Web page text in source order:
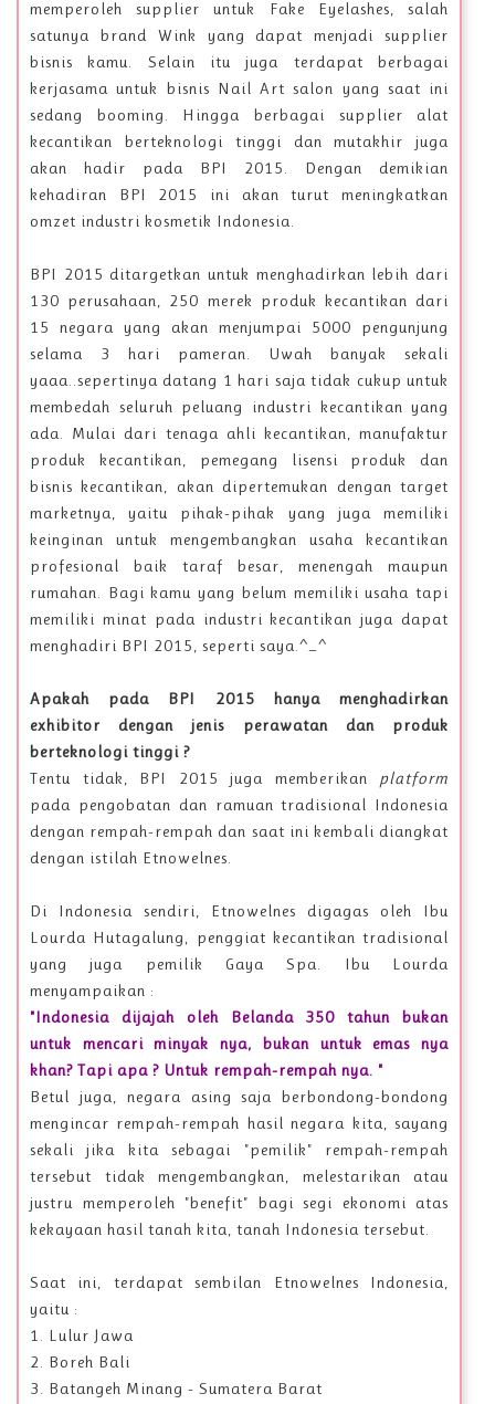
memperoleh supplier untuk Fake Eyelashes, salah
satunya brand Wink yang dapat menjadi supplier
bisnis kamu. Selain itu juga terdapat berbagai
kerjasama untuk bisnis Nail Art salon yang saat ini
sedang booming. Hingga berbagai supplier alat
kecantikan berteknologi tinggi dan mutakhir juga
akan hadir pada BPI 2015. Dengan demikian
kehadiran BPI 2015 ini akan turut meningkatkan
omzet industri kosmetik Indonesia.
BPI 2015 ditargetkan untuk menghadirkan lebih dari
130 perusahaan, 250 merek produk kecantikan dari
15 negara yang akan menjumpai 5000 pengunjung
selama 3 hari pameran. Uwah banyak sekali
yaaa..sepertinya datang 1 hari saja tidak cukup untuk
membedah seluruh peluang industri kecantikan yang
ada. Mulai dari tenaga ahli kecantikan, manufaktur
produk kecantikan, pemegang lisensi produk dan
bisnis kecantikan, akan dipertemukan dengan target
marketnya, yaitu pihak-pihak yang juga memiliki
keinginan untuk mengembangkan usaha kecantikan
profesional baik taraf besar, menengah maupun
rumahan. Bagi kamu yang belum memiliki usaha tapi
memiliki minat pada industri kecantikan juga dapat
menghadiri BPI 2015, seperti saya.^_^
Apakah pada BPI 2015 hanya menghadirkan
exhibitor dengan jenis perawatan dan produk
berteknologi tinggi ?
Tentu tidak, BPI 2015 juga memberikan platform
pada pengobatan dan ramuan tradisional Indonesia
dengan rempah-rempah dan saat ini kembali diangkat
dengan istilah Etnowelnes.
Di Indonesia sendiri, Etnowelnes digagas oleh Ibu
Lourda Hutagalung, penggiat kecantikan tradisional
yang juga pemilik Gaya Spa. Ibu Lourda
menyampaikan :
"Indonesia dijajah oleh Belanda 350 tahun bukan
untuk mencari minyak nya, bukan untuk emas nya
khan? Tapi apa ? Untuk rempah-rempah nya. "
Betul juga, negara asing saja berbondong-bondong
mengincar rempah-rempah hasil negara kita, sayang
sekali jika kita sebagai "pemilik" rempah-rempah
tersebut tidak mengembangkan, melestarikan atau
justru memperoleh "benefit" bagi segi ekonomi atas
kekayaan hasil tanah kita, tanah Indonesia tersebut.
Saat ini, terdapat sembilan Etnowelnes Indonesia,
yaitu :
1. Lulur Jawa
2. Boreh Bali
3. Batangeh Minang - Sumatera Barat